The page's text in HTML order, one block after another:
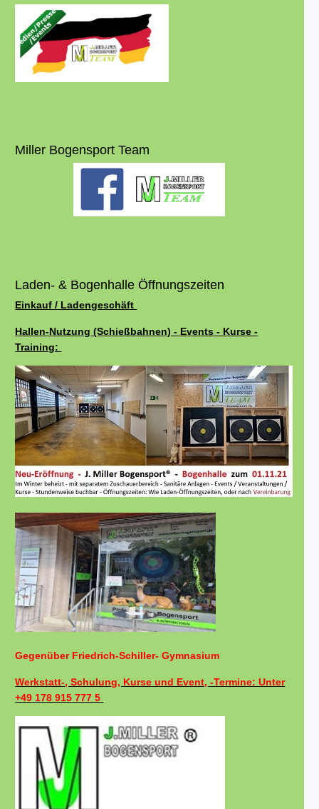
Miller Bogensport Team
Laden- & Bogenhalle Öffnungszeiten
Einkauf / Ladengeschäft
Hallen-Nutzung (Schießbahnen) - Events - Kurse -
Training:
Gegenüber Friedrich-Schiller- Gymnasium
Werkstatt-, Schulung, Kurse und Event, -Termine: Unter
+49 178 915 777 5